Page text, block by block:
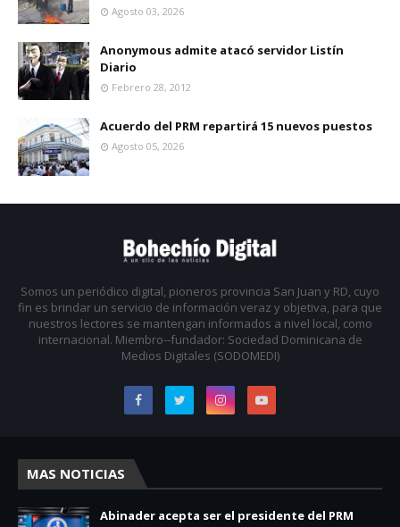
Agosto 03, 2026
Anonymous admite atacó servidor Listín
Diario
Febrero 28, 2012
Acuerdo del PRM repartirá 15 nuevos puestos
Agosto 05, 2026
Somos un periódico digital, pioneros provincia San Juan y RD, cuyo
fin es brindar un servicio de información veraz y objetiva, para que
nuestros lectores se mantengan informados a nivel local, como
internacional. Miembro--fundador: Sociedad Dominicana de
Medios Digitales (SODOMEDI)
MAS NOTICIAS
Abinader acepta ser el presidente del PRM